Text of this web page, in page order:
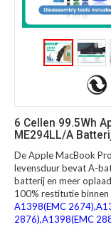
6 Cellen 99.5Wh
ME294LL/A
De Apple MacBook
levensduur bevat A-
batterij en meer
100% restitutie binnen
A1398(EMC
2876),A1398(EMC